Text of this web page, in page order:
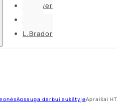
U-power
L.Brador
Apsauga darbui aukštyjeApraišai HT